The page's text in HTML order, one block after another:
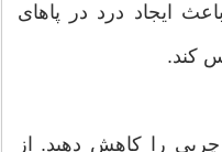
ایجاد درد در پاهای
کند.
را کاهش دهید. از